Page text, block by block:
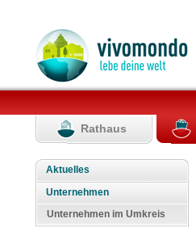
Rathaus
Aktuelles
Unternehmen
Unternehmen im Umkreis